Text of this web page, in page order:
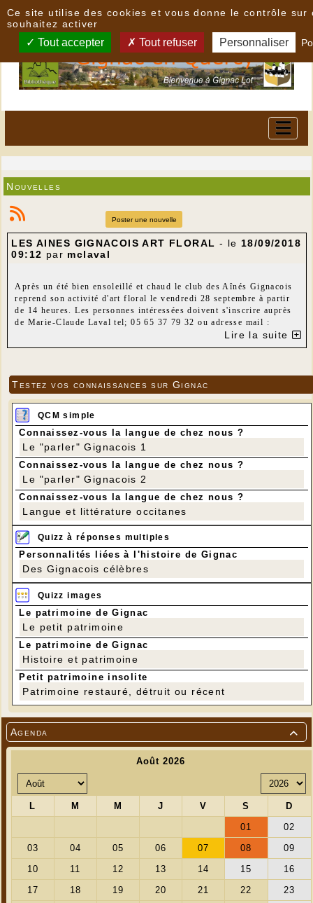

Agenda
Nouvelles
Poster une nouvelle
LES AINES GIGNACOIS ART FLORAL - le 18/09/2018
09:12 par mclaval
Après un été bien ensoleillé et chaud le club des Aînés Gignacois
reprend son activité d'art floral le vendredi 28 septembre à partir
de 14 heures. Les personnes intéressées doivent s'inscrire auprès
de Marie-Claude Laval tel; 05 65 37 79 32 ou adresse mail :
mardi 25 septembre. Pour les jeux de société ils reprendrons
Lire la suite
Testez vos connaissances sur Gignac
QCM simple
Connaissez-vous la langue de chez nous ?
Le "parler" Gignacois 1
Connaissez-vous la langue de chez nous ?
Le "parler" Gignacois 2
Connaissez-vous la langue de chez nous ?
Langue et littérature occitanes
Quizz à réponses multiples
Personnalités liées à l'histoire de Gignac
Des Gignacois célèbres
Quizz images
Le patrimoine de Gignac
Le petit patrimoine
Le patrimoine de Gignac
Histoire et patrimoine
Petit patrimoine insolite
Patrimoine restauré, détruit ou récent
Ce site utilise des cookies et vous donne le contrôle sur
souhaitez activer
Tout accepter Tout refuser Personnaliser